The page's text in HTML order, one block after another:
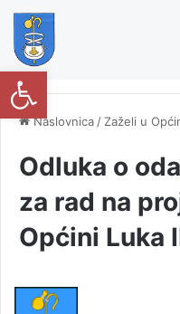
Naslovnica / Zaželi u
Odluka o
za rad na
Općini Luka
Open toolbar